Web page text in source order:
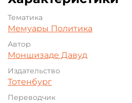
Тематика
Мемуары Политика
Автор
Моншизаде Давуд
Издательство
Тотенбург
Переводчик